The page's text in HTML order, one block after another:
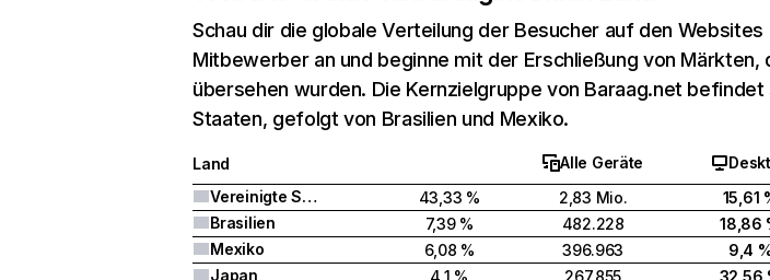
Schau dir die globale Verteilung der Besucher auf den Websites
Mitbewerber an und beginne mit der Erschließung von Märkten,
übersehen wurden. Die Kernzielgruppe von Baraag.net
Staaten, gefolgt von Brasilien und Mexiko.
Land Alle Geräte
Vereinigte Staaten
43,33 % 2,83 Mio.
15,61
Brasilien
7,39 % 482.228
18,86
Mexiko
6,08 % 396.963
9,4
Japan
4,1 % 267.855
32,56